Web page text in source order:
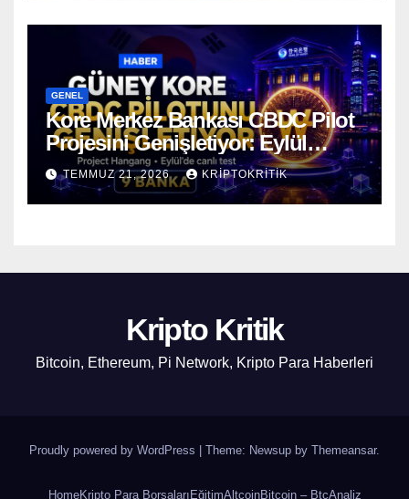
GENEL
Kore Merkez Bankası CBDC Pilot
Projesini Genişletiyor: Eylül
Ayında Gerçek Transferler
Başlıyor
TEMMUZ 21, 2026 KRIPTOKRITIK
Kripto Kritik
Bitcoin, Ethereum, Pi Network, Kripto Para Haberleri
Proudly powered by WordPress Theme: Newsup by Themeansar.
HomeKripto Para BorsalarıEğitimAltcoinBitcoin – BtcAnaliz